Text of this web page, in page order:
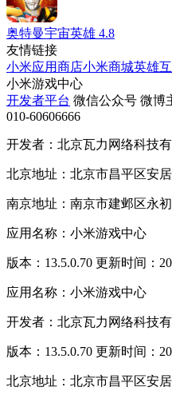
奥特曼宇宙英雄 4.8
友情链接
小米应用商店小米商城英雄
小米游戏中心
开发者平台 微信公众号 微博
010-60606666
开发者：北京瓦力网络科技
北京地址：北京市昌平区安
南京地址：南京市建邺区永
应用名称：小米游戏中心
版本：13.5.0.70 更新时间：
应用名称：小米游戏中心
开发者：北京瓦力网络科技
版本：13.5.0.70 更新时间：
北京地址：北京市昌平区安